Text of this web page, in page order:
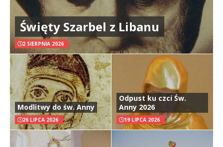
Święty Szarbel z Libanu
2 SIERPNIA 2026
Modlitwy do św. Anny
26 LIPCA 2026
Odpust ku czci Św.
Anny 2026
19 LIPCA 2026